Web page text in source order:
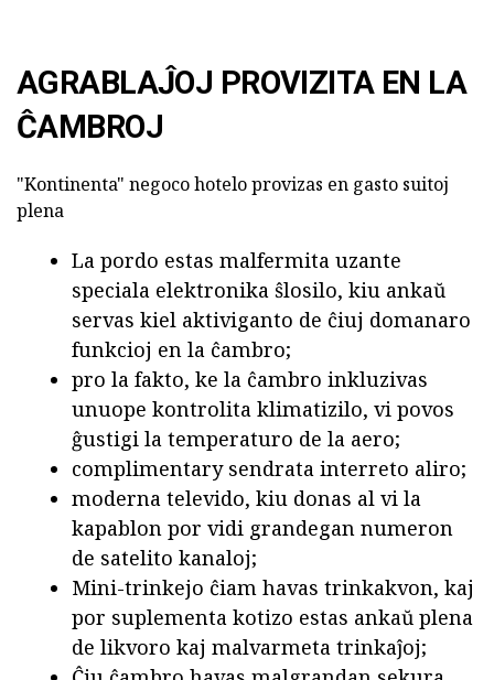
AGRABLAĴOJ PROVIZITA EN LA
ĈAMBROJ
"Kontinenta" negoco hotelo provizas en gasto suitoj
plena
La pordo estas malfermita uzante
speciala elektronika ŝlosilo, kiu ankaŭ
servas kiel aktiviganto de ĉiuj domanaro
funkcioj en la ĉambro;
pro la fakto, ke la ĉambro inkluzivas
unuope kontrolita klimatizilo, vi povos
ĝustigi la temperaturo de la aero;
complimentary sendrata interreto aliro;
moderna televido, kiu donas al vi la
kapablon por vidi grandegan numeron
de satelito kanaloj;
Mini-trinkejo ĉiam havas trinkakvon, kaj
por suplementa kotizo estas ankaŭ plena
de likvoro kaj malvarmeta trinkaĵoj;